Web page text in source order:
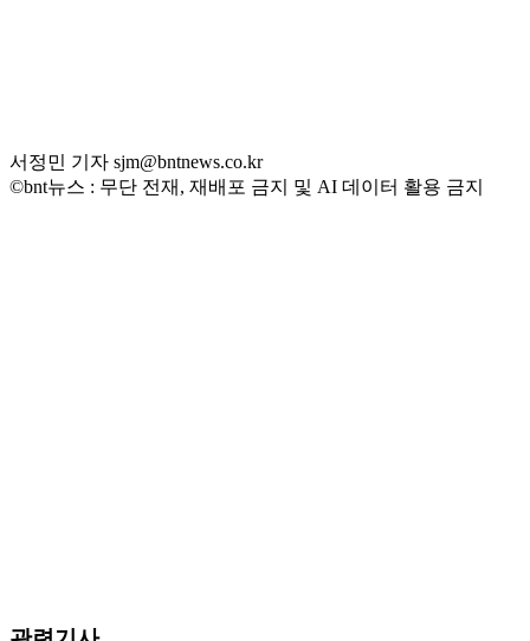
서정민 기자 sjm@bntnews.co.kr
©bnt뉴스 : 무단 전재, 재배포 금지 및 AI 데이터 활용 금지